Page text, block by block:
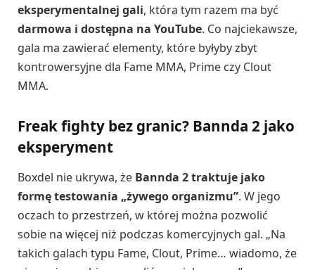
eksperymentalnej gali, która tym razem ma być
darmowa i dostępna na YouTube. Co najciekawsze,
gala ma zawierać elementy, które byłyby zbyt
kontrowersyjne dla Fame MMA, Prime czy Clout
MMA.
Freak fighty bez granic? Bannda 2 jako
eksperyment
Boxdel nie ukrywa, że Bannda 2 traktuje jako
formę testowania „żywego organizmu”. W jego
oczach to przestrzeń, w której można pozwolić
sobie na więcej niż podczas komercyjnych gal. „Na
takich galach typu Fame, Clout, Prime… wiadomo, że